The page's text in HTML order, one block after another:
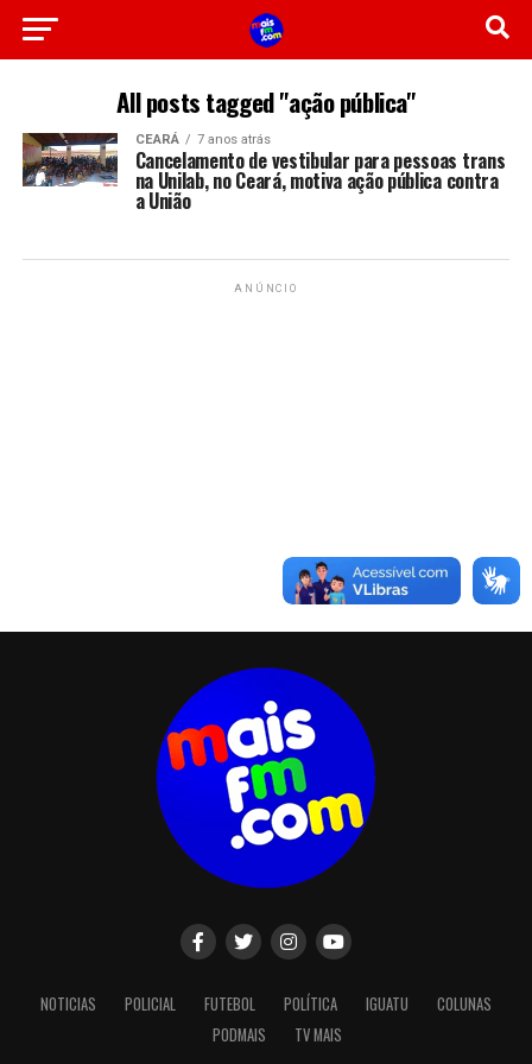
All posts tagged "ação pública"
CEARÁ 7 anos atrás
Cancelamento de vestibular para pessoas trans
na Unilab, no Ceará, motiva ação pública contra
a União
ANÚNCIO
NOTICIAS POLICIAL FUTEBOL POLÍTICA IGUATU
COLUNAS
PODMAIS
TV MAIS